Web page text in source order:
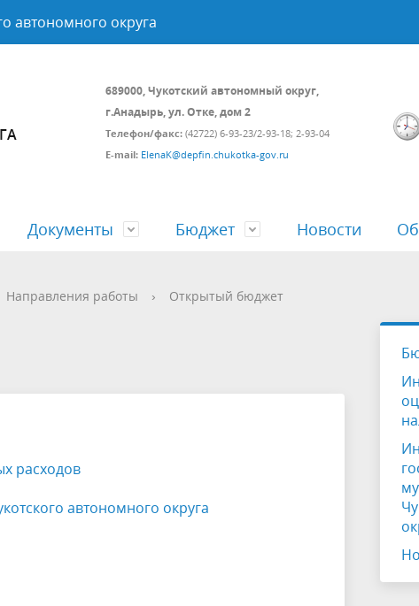
автономного округа
689000, Чукотский автономный округ,
г.Анадырь, ул. Отке, дом 2
Телефон/факс: (42722) 6-93-23/2-93-18; 2-93-04
E-mail: ElenaK@depfin.chukotka-gov.ru
Подведомственные организации
сведений
Ведомственный контроль за
Документы
Аналитические доклады и обзоры
Проекты
Бюджет
Открытый бюджет
Новости
Направления работы › Открытый бюджет
расходов
автономного округа